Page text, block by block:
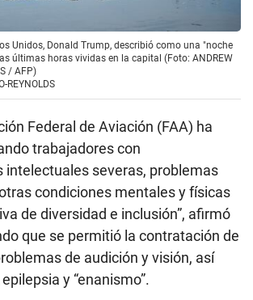
Unidos, Donald Trump, describió como una "noche
últimas horas vividas en la capital (Foto: ANDREW
/ AFP)
REYNOLDS
Federal de Aviación (FAA) ha
trabajadores con
intelectuales severas, problemas
condiciones mentales y físicas
de diversidad e inclusión”, afirmó
que se permitió la contratación de
de audición y visión, así
y “enanismo”.